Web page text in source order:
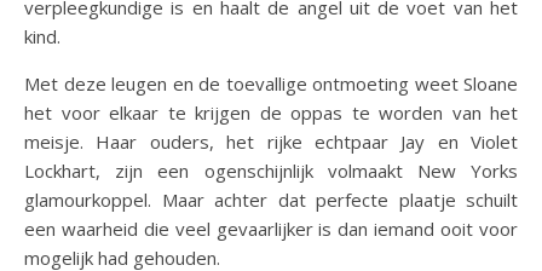
verpleegkundige is en haalt de angel uit de voet van het
kind.
Met deze leugen en de toevallige ontmoeting weet Sloane
het voor elkaar te krijgen de oppas te worden van het
meisje. Haar ouders, het rijke echtpaar Jay en Violet
Lockhart, zijn een ogenschijnlijk volmaakt New Yorks
glamourkoppel. Maar achter dat perfecte plaatje schuilt
een waarheid die veel gevaarlijker is dan iemand ooit voor
mogelijk had gehouden.